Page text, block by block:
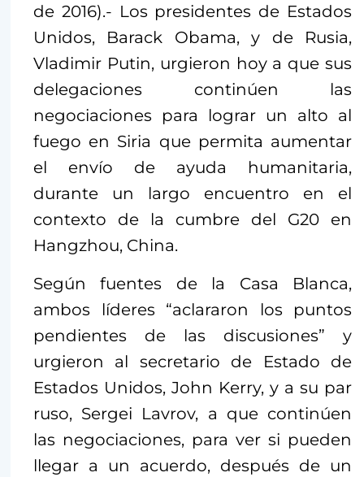
de 2016).- Los presidentes de Estados
Unidos, Barack Obama, y de Rusia,
Vladimir Putin, urgieron hoy a que sus
delegaciones continúen las
negociaciones para lograr un alto al
fuego en Siria que permita aumentar
el envío de ayuda humanitaria,
durante un largo encuentro en el
contexto de la cumbre del G20 en
Hangzhou, China.
Según fuentes de la Casa Blanca,
ambos líderes “aclararon los puntos
pendientes de las discusiones” y
urgieron al secretario de Estado de
Estados Unidos, John Kerry, y a su par
ruso, Sergei Lavrov, a que continúen
las negociaciones, para ver si pueden
llegar a un acuerdo, después de un